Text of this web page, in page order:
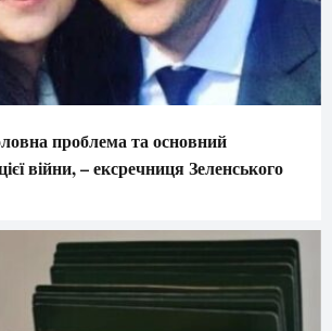
проблема та основний
війни, – ексречниця Зеленського